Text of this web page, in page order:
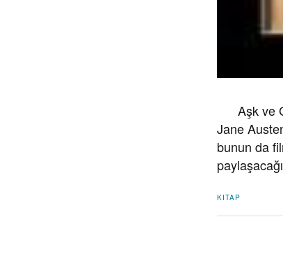
Aşk ve
Jane
bunun da
KITAP